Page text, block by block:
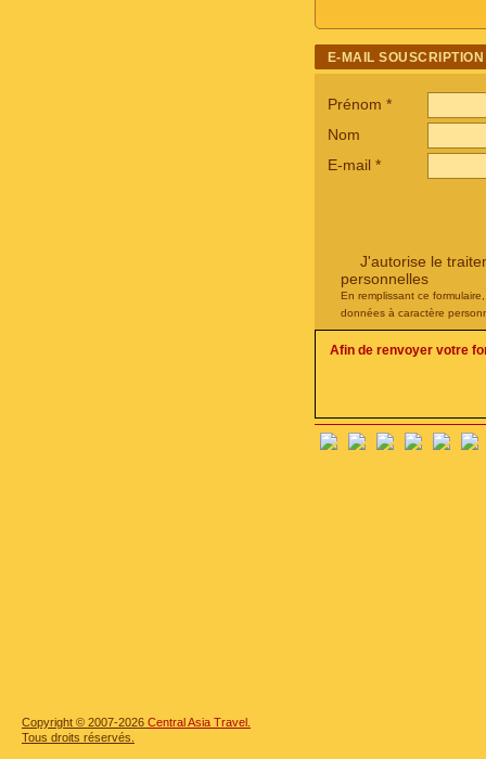
E-MAIL SOUSCRIPTION
Prénom *
Nom
E-mail *
J'autorise le
personnelles
En remplissant ce
données à caractère
Afin de renvoyer votre
Copyright © 2007-2026 Central Asia Travel.
Tous droits réservés.